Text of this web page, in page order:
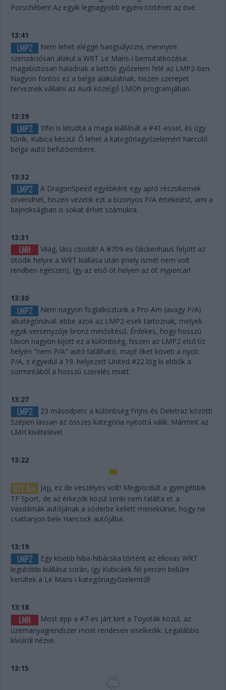
Porschében! Az egyik legnagyobb egyéni történet az övé.
13:41
Nem lehet eléggé hangsúlyozni, mennyire
szenzációsan alakul a WRT Le Mans-i bemutatkozása:
magabiztosan haladnak a kettős győzelem felé az LMP2-ben.
Nagyon fontos ez a belga alakulatnak, hiszen szerepet
terveznek vállalni az Audi közelgő LMDh programjában.
13:39
Yifei is letudta a maga kiállását a #41-essel, és úgy
tűnik, Kubica készül. Ő lehet a kategóriagyőzelemért harcoló
belga autó befutóembere.
13:32
A DragonSpeed egyébként egy apró részsikernek
örvendhet, hiszen vezetik ezt a bizonyos P/A értékelést, ami a
bajnokságban is sokat érhet számukra.
13:31
Világ, láss csodát! A #709-es Glickenhaus feljött az
ötödik helyre a WRT kiállása után (mely ismét nem volt
rendben egészen), így az első öt helyen az öt Hypercar!
13:30
Nem nagyon foglalkoztunk a Pro-Am (avagy P/A)
alkategóriával: ebbe azok az LMP2-esek tartoznak, melyek
egyik versenyzője bronz minősítésű. Érdekes, hogy hosszú
távon nagyon kijött ez a különbség, hiszen az LMP2 első tíz
helyén "nem P/A" autó található, majd őket követi a nyolc
P/A, s egyedül a 19. helyezett United #22 lóg ki ebbők a
sormintából a hosszú szerelés miatt.
13:27
23 másodperc a különbség Frijns és Deletraz között!
Szépen lassan az összes kategória nyitottá válik. Mármint az
LMH kivételével.
13:22
Jajj, ez de veszélyes volt! Megpördült a gyengébbik
TF Sport, de az érkezők közül senki nem találta el: a
Vasdámák autójának a sóderbe kellett menekülnie, hogy ne
csattanjon bele Hancock autójába.
13:19
Egy kisebb hiba-hibácska történt az éllovas WRT
legutóbbi kiállása során, így Kubicáék fél percen belülre
kerültek a Le Mans-i kategóriagyőzelemtől!
13:18
Most épp a #7-es járt kint a Toyoták közül, az
üzemanyagrendszer most rendesen viselkedik. Legalábbis
kívülről nézve.
13:15